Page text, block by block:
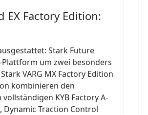
EX Factory Edition:
Stark Future
um zwei besonders
VARG MX Factory Edition
kombinieren den
KYB Factory A-
Traction Control